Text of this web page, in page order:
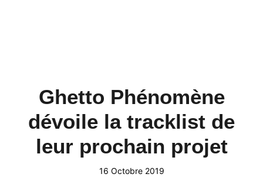
Ghetto Phénomène
dévoile la tracklist de
leur prochain projet
16 Octobre 2019